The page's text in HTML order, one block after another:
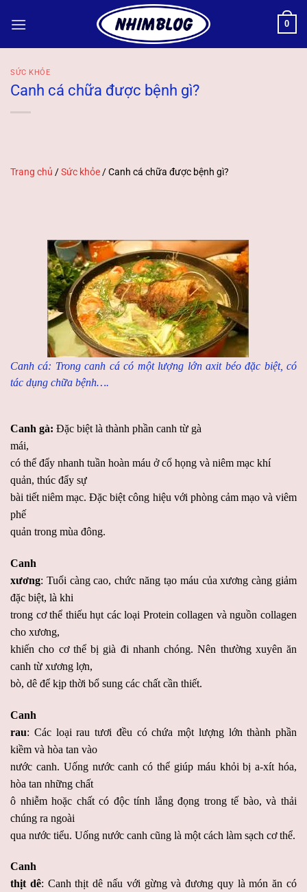
qua
0
SỨC KHỎE
Canh cá chữa được bệnh gì?
Trang chủ /Sức khỏe /Canh cá chữa được bệnh gì?
Canh cá: Trong canh cá có một lượng lớn axit béo đặc biệt, có
tác dụng chữa bệnh….
Canh gà: Đặc biệt là thành phần canh từ gà
mái,
có thể đẩy nhanh tuần hoàn máu ở cổ họng và niêm mạc khí
quản, thúc đẩy sự
bài tiếtniêm mạc. Đặc biệt công hiệu với phòng cảm mạo và viêm
phế
quản trong mùa đông.
Canh
xương: Tuổi càng cao, chức năng tạo máu của xương càng giảm
đặc biệt, là khi
trong cơ thể thiếu hụt các loại Protein collagen và nguồn collagen
cho xương,
khiến cho cơ thể bị già đi nhanh chóng. Nên thường xuyên ăn
canh từ xương lợn,
bò, dê để kịp thời bổ sung các chất cần thiết.
Canh
rau: Các loại rau tươi đều có chứa một lượng lớn thành phần
kiềm và hòa tan vào
nước canh. Uống nước canh có thể giúp máu khỏi bị a-xít hóa,
hòa tan những chất
ô nhiễm hoặc chất có độc tính lắng đọng trong tế bào, và thải
chúng ra ngoài
qua nước tiểu. Uống nước canh cũng là một cách làm sạch cơ thể.
Canh
thịt dê: Canh thịt dê nấu với gừng và đương quy là món ăn có